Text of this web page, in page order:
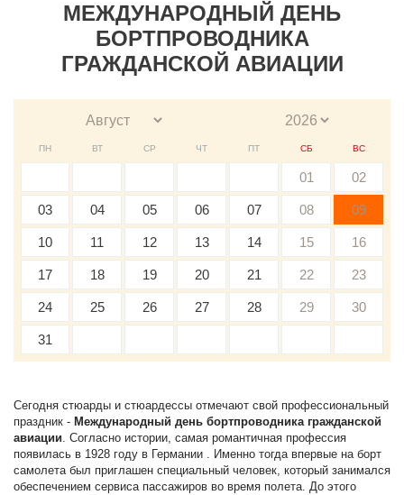
МЕЖДУНАРОДНЫЙ ДЕНЬ
БОРТПРОВОДНИКА
ГРАЖДАНСКОЙ АВИАЦИИ
ПН ВТ СР ЧТ ПТ СБ ВС
01 02
03 04 05 06 07 08 09
10 11 12 13 14 15 16
17 18 19 20 21 22 23
24 25 26 27 28 29 30
31
Сегодня стюарды и стюардессы отмечают свой профессиональный
праздник - Международный день бортпроводника гражданской
авиации. Согласно истории, самая романтичная профессия
появилась в 1928 году в Германии . Именно тогда впервые на борт
самолета был приглашен специальный человек, который занимался
обеспечением сервиса пассажиров во время полета. До этого